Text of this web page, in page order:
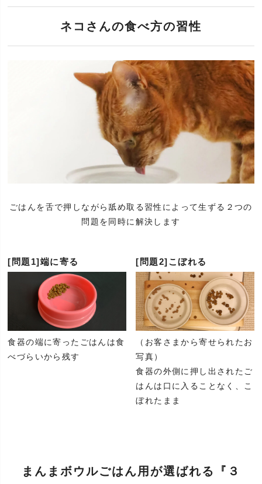
ネコさんの食べ方の習性
ごはんを舌で押しながら舐め取る習性によって生ずる ２つの
問題を同時に解決します
[問題1]端に寄る
食器の端に寄ったごはんは食
べづらいから残す
[問題2]こぼれる
（お客さまから寄せられたお
写真）
食器の外側に押し出されたご
はんは口に入ることなく、こ
ぼれたまま
まんまボウルごはん用が選ばれる
『３